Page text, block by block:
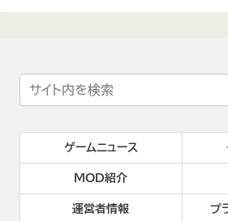
ゲームニュース
MOD紹介
運営者情報 プ